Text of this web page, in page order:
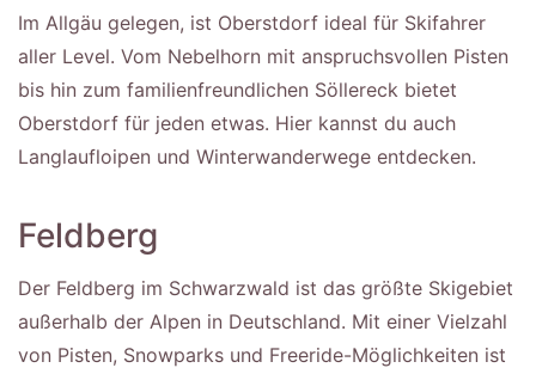
Im Allgäu gelegen, ist Oberstdorf ideal für Skifahrer
aller Level. Vom Nebelhorn mit anspruchsvollen Pisten
bis hin zum familienfreundlichen Söllereck bietet
Oberstdorf für jeden etwas. Hier kannst du auch
Langlaufloipen und Winterwanderwege entdecken.
Feldberg
Der Feldberg im Schwarzwald ist das größte Skigebiet
außerhalb der Alpen in Deutschland. Mit einer Vielzahl
von Pisten, Snowparks und Freeride-Möglichkeiten ist